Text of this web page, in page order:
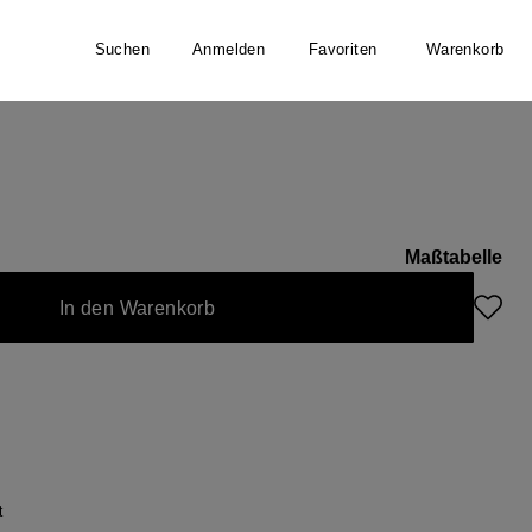
Suchen Anmelden Favoriten Warenkorb
Maßtabelle
In den Warenkorb